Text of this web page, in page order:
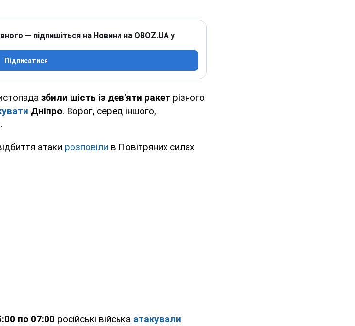
— підпишіться на Новини на OBOZ.UA у
Підписатися
збили шість із дев'яти ракет різного
Дніпро. Ворог, серед іншого,
.
атаки розповіли в Повітряних силах
по 07:00 російські війська атакували